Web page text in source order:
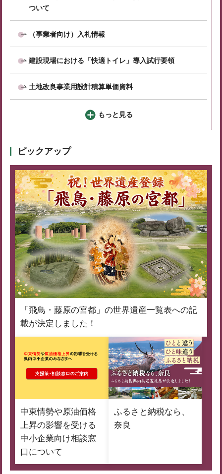
ついて
（事業者向け）入札情報
建設現場における「快適トイレ」導入試行要領
土地改良事業用設計積算単価資料
もっと見る
ピックアップ
「飛鳥・藤原の宮都」の世界遺産一覧表への記
載が決定しました！
中東情勢や原油価格
上昇の影響を受ける
中小企業向け相談窓
口について
ふるさと納税なら、
奈良